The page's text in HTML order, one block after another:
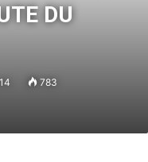
DU
783